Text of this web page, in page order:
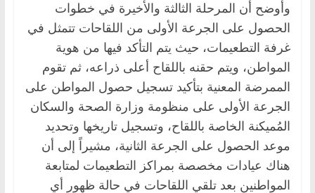
وأوضح أن المرحلة الثالثة والأخيرة في خطوات
الحصول على الجرعة الأولى من اللقاحات تتمثل في
غرفة التطعيمات، حيث يتم التأكد فيها من هوية
المواطن، ويتم حقنه باللقاح أعلى ذراعه، ثم تقوم
الممرضة المعنية بتأكيد تسجيل حصول المواطن على
الجرعة الأولى على منظومة وزارة الصحة والسكان
المُميكنة الخاصة باللقاح، وتسجيل تاريخها وتحديد
موعد الحصول على الجرعة الثانية، مشيراً إلى أن
هناك عيادات مخصصة بمراكز التطعيمات لمتابعة
المواطنين بعد تلقي اللقاحات في حالة ظهور أي